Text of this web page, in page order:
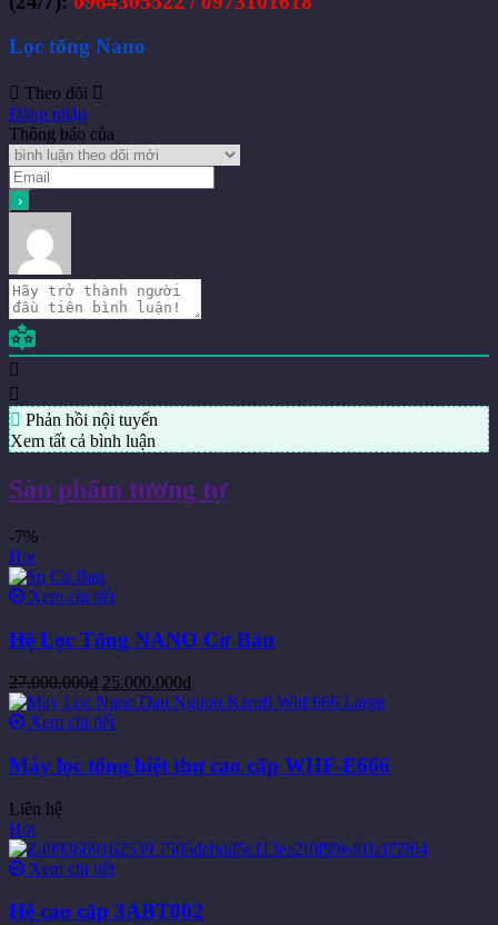
Lọc tổng Nano
Theo dõi
Đăng nhập
Thông báo của
Phản hồi nội tuyến
Xem tất cả bình luận
Sản phẩm tương tự
-7%
Hot
Xem chi tiết
Hệ Lọc Tổng NANO Cơ Bản
27.000.000₫ 25.000.000₫
Xem chi tiết
Máy lọc tổng biệt thự cao cấp WHF-E666
Liên hệ
Hot
Xem chi tiết
Hệ cao cấp 3ABT002